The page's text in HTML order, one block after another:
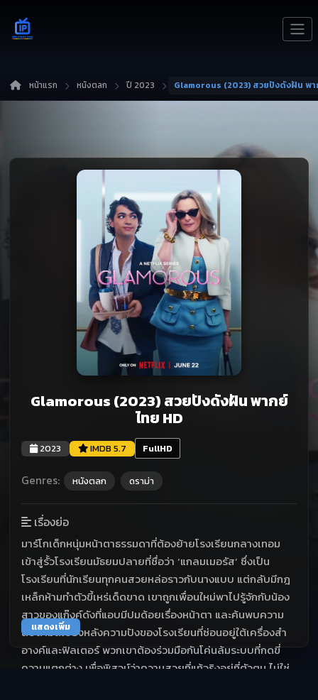
หน้าแรก หนังตลก ปี 2023
Glamorous (2023) สวยปังดังฝัน พากย์
ไทย HD
2023 IMDB 5.7 FullHD
Genres: หนังตลก ดราม่า
เรื่องย่อ
มาร์โกเด็กหนุ่มหน้าตาธรรมดาที่ต้องย้ายโรงเรียนกลางเทอม
เข้าสู่รั้วโรงเรียนมัธยมปลายที่ชื่อว่า ‘แกลมเมอรัส’ ซึ่งเป็น
โรงเรียนที่นักเรียนทุกคนสวยหล่อราวกับนางแบบ แต่กลับมีกฎ
เหล็กห้ามทำตัวขี้เหร่เด็ดขาด เขาถูกเพื่อนใหม่พาไปรู้จักกับน้อง
สาวของแก๊งค์ดังที่แอบมีปมด้อยเรื่องหน้าตา และค้นพบความ
ลับดำมืดเบื้องหลังความปังของโรงเรียนที่ซ่อนอยู่ใต้เครื่องสำ
อางค์และฟิลเตอร์ พวกเขาต้องร่วมมือกันโค่นล้มระบบที่กดขี่
ความแตกต่าง เพื่อพิสูจน์ว่าความสวยที่แท้จริงอยู่ที่ตัวตน ไม่ใช่
แสดงเพิ่ม